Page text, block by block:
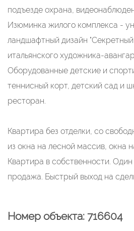
подъезде охрана,
Изюминка жилого комплекса -
ландшафтный дизайн "Секретный
итальянского художника-
Оборудованные детские и
теннисный корт, детский сад и
ресторан.
Квартира без отделки, со
из окна на лесной массив, окна
Квартира в собственности.
продажа. Быстрый выход на
Номер объекта: 716604